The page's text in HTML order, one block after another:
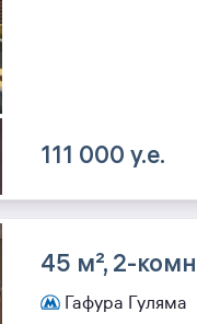
111 000 y.e.
45 м², 2-
Гафура Гуляма